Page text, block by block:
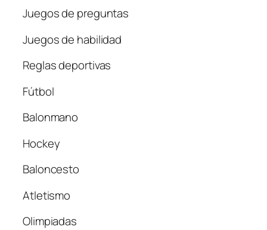
Juegos de preguntas
Juegos de habilidad
Reglas deportivas
Fútbol
Balonmano
Hockey
Baloncesto
Atletismo
Olimpiadas